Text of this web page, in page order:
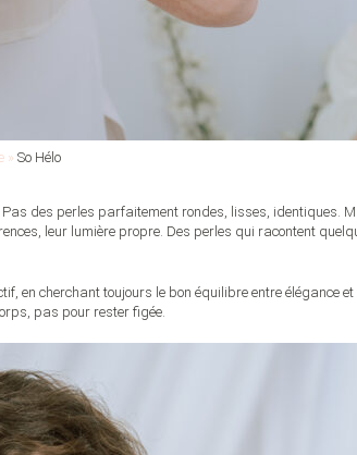
» So Hélo
des perles parfaitement rondes, lisses, identiques.
leur lumière propre. Des perles qui racontent
en cherchant toujours le bon équilibre entre élégance et
pas pour rester figée.